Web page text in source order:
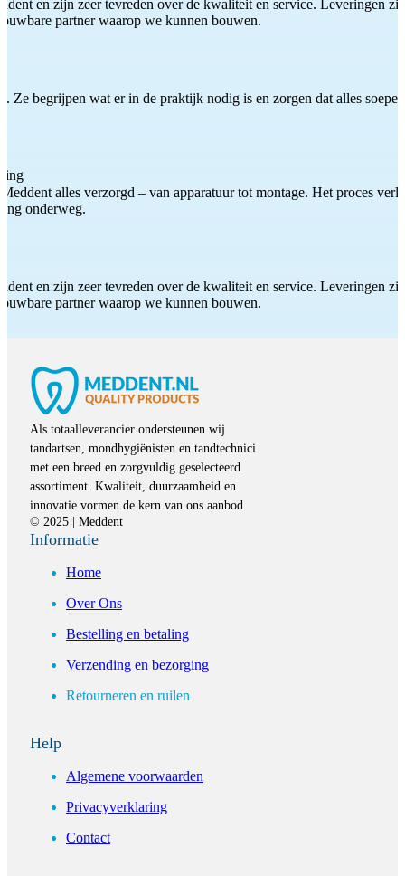
en zijn zeer tevreden over de kwaliteit en service. Leveringen
partner waarop we kunnen bouwen.
Ze begrijpen wat er in de praktijk nodig is en zorgen dat alles
alles verzorgd – van apparatuur tot montage. Het proces
onderweg.
en zijn zeer tevreden over de kwaliteit en service. Leveringen
partner waarop we kunnen bouwen.
Als totaalleverancier ondersteunen wij
tandartsen, mondhygiënisten en tandtechnici
met een breed en zorgvuldig geselecteerd
assortiment. Kwaliteit, duurzaamheid en
innovatie vormen de kern van ons aanbod.
© 2025 | Meddent
Informatie
Home
Over Ons
Bestelling en betaling
Verzending en bezorging
Retourneren en ruilen
Help
Algemene voorwaarden
Privacyverklaring
Contact